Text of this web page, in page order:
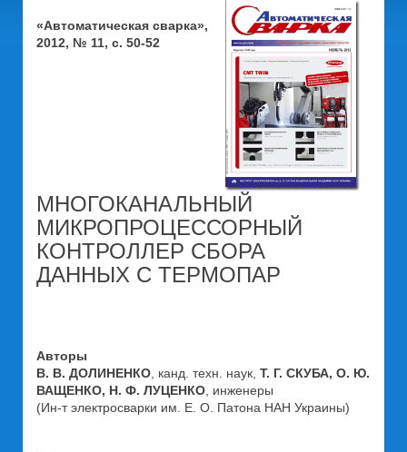
«Автоматическая сварка»,
2012, № 11, с. 50-52
МНОГОКАНАЛЬНЫЙ
МИКРОПРОЦЕССОРНЫЙ
КОНТРОЛЛЕР СБОРА
ДАННЫХ C ТЕРМОПАР
Авторы
В. В. ДОЛИНЕНКО , канд. техн. наук, Т. Г. СКУБА, О. Ю.
ВАЩЕНКО, Н. Ф. ЛУЦЕНКО , инженеры
(Ин-т электросварки им. Е. О. Патона НАН Украины)